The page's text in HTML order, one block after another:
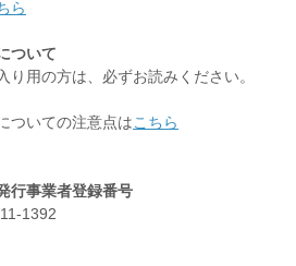
ら
ついて
り用の方は、必ずお読みください。
ついての注意点はこちら
行事業者登録番号
1392